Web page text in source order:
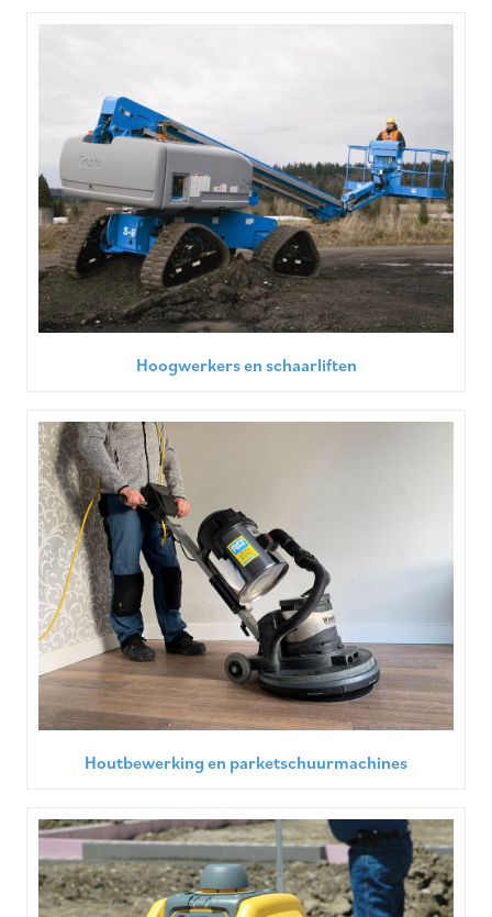
Hoogwerkers en schaarliften
Houtbewerking en parketschuurmachines